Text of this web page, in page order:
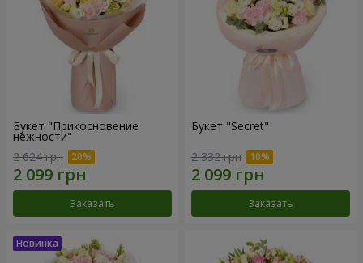
Букет "Прикосновение
нежности"
2 624 грн
Заказать
Букет "Secret"
2 332 грн
Заказать